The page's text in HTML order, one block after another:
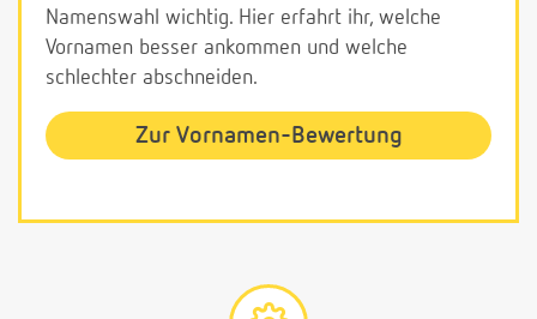
Namenswahl wichtig. Hier erfahrt ihr, welche
Vornamen besser ankommen und welche
schlechter abschneiden.
Zur Vornamen-Bewertung